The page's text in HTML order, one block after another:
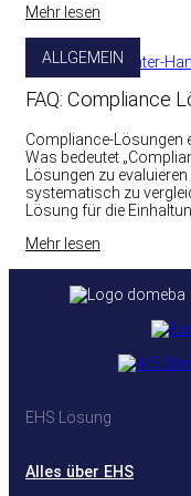
Mehr lesen
ALLGEMEIN
FAQ: Compliance
Compliance-Lösungen
Was bedeutet
Lösungen zu
systematisch zu
Lösung für die
Mehr lesen
EHS Lösung
Alles über EHS